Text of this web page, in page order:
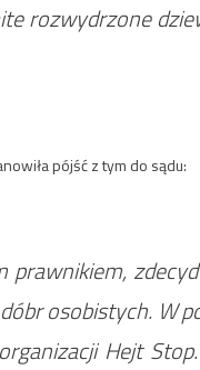
rozwydrzone
pójść z tym do sądu:
osobistych. W
Hejt